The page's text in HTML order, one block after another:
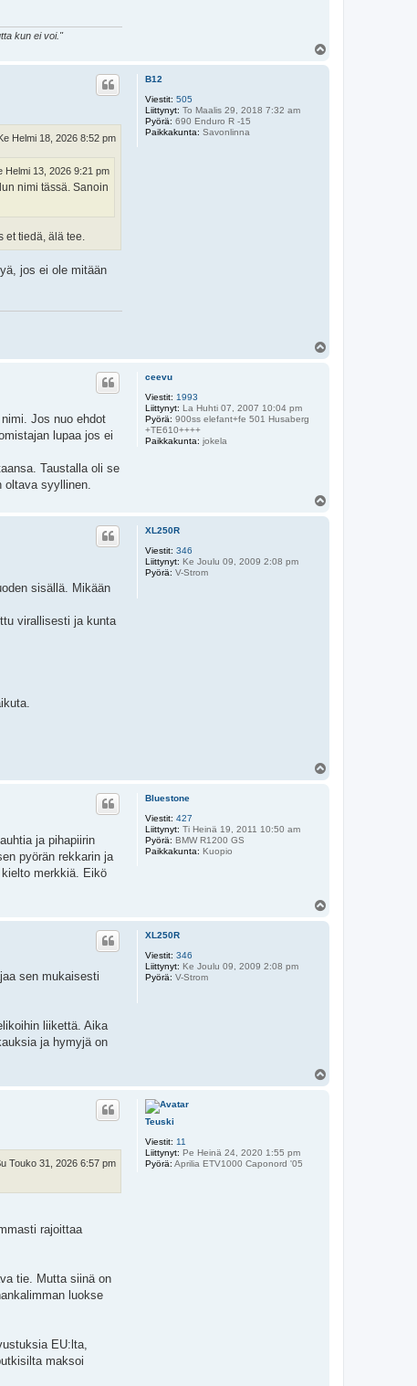
kun ei voi."
B12
Viestit: 505
Liittynyt: To Maalis 29, 2018 7:32 am
Pyörä: 690 Enduro R -15
Paikkakunta: Savonlinna
Helmi 18, 2026 8:52 pm
Helmi 13, 2026 9:21 pm
nimi tässä. Sanoin
et tiedä, älä tee.
jos ei ole mitään
ceevu
Viestit: 1993
Liittynyt: La Huhti 07, 2007 10:04 pm
Pyörä: 900ss elefant+fe 501 Husaberg
+TE610++++
Paikkakunta: jokela
Jos nuo ehdot
lupaa jos ei
Taustalla oli se
syyllinen.
XL250R
Viestit: 346
Liittynyt: Ke Joulu 09, 2009 2:08 pm
Pyörä: V-Strom
sisällä. Mikään
virallisesti ja kunta
Bluestone
Viestit: 427
Liittynyt: Ti Heinä 19, 2011 10:50 am
Pyörä: BMW R1200 GS
Paikkakunta: Kuopio
ja pihapiirin
pyörän rekkarin ja
merkkiä. Eikö
XL250R
Viestit: 346
Liittynyt: Ke Joulu 09, 2009 2:08 pm
Pyörä: V-Strom
sen mukaisesti
liikettä. Aika
ja hymyjä on
Teuski
Viestit: 11
Liittynyt: Pe Heinä 24, 2020 1:55 pm
Pyörä: Aprilia ETV1000 Caponord '05
Touko 31, 2026 6:57 pm
rajoittaa
tie. Mutta siinä on
luokse
EU:lta,
maksoi